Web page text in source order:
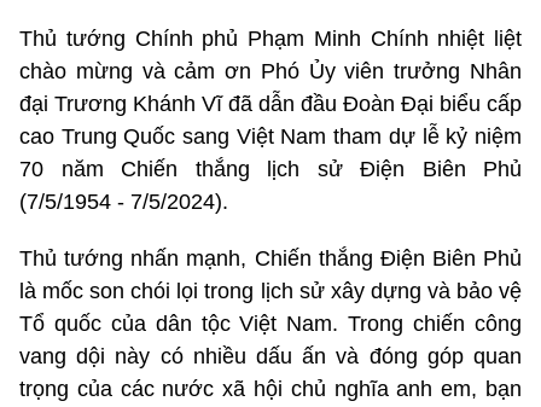
Thủ tướng Chính phủ Phạm Minh Chính nhiệt liệt
chào mừng và cảm ơn Phó Ủy viên trưởng Nhân
đại Trương Khánh Vĩ đã dẫn đầu Đoàn Đại biểu cấp
cao Trung Quốc sang Việt Nam tham dự lễ kỷ niệm
70 năm Chiến thắng lịch sử Điện Biên Phủ
(7/5/1954 - 7/5/2024).
Thủ tướng nhấn mạnh, Chiến thắng Điện Biên Phủ
là mốc son chói lọi trong lịch sử xây dựng và bảo vệ
Tổ quốc của dân tộc Việt Nam. Trong chiến công
vang dội này có nhiều dấu ấn và đóng góp quan
trọng của các nước xã hội chủ nghĩa anh em, bạn